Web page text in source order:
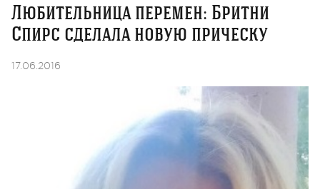
Любительница перемен: Бритни
Спирс сделала новую прическу
17.06.2016